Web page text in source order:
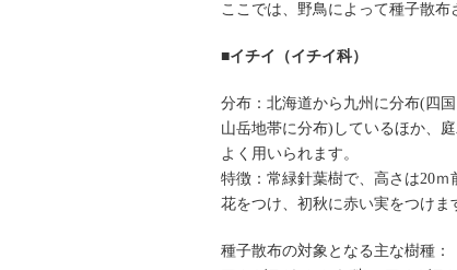
ここでは、野鳥によって種子散布
■イチイ（イチイ科）
分布：北海道から九州に分布(四
山岳地帯に分布)しているほか、
よく用いられます。
特徴：常緑針葉樹で、高さは20ｍ
花をつけ、初秋に赤い実をつけま
種子散布の対象となる主な樹種：